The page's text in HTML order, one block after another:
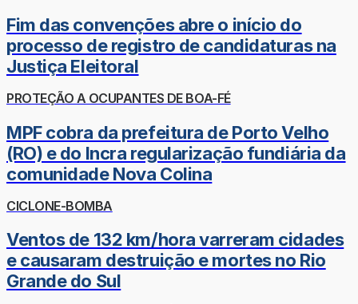
Fim das convenções abre o início do
processo de registro de candidaturas na
Justiça Eleitoral
PROTEÇÃO A OCUPANTES DE BOA-FÉ
MPF cobra da prefeitura de Porto Velho
(RO) e do Incra regularização fundiária da
comunidade Nova Colina
CICLONE-BOMBA
Ventos de 132 km/hora varreram cidades
e causaram destruição e mortes no Rio
Grande do Sul